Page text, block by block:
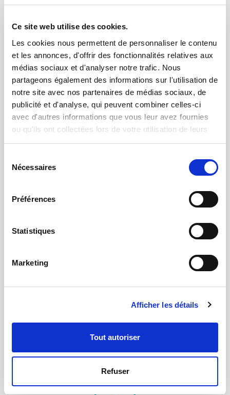
Ce site web utilise des cookies.
Les cookies nous permettent de personnaliser le contenu
et les annonces, d'offrir des fonctionnalités relatives aux
médias sociaux et d'analyser notre trafic. Nous
partageons également des informations sur l'utilisation de
notre site avec nos partenaires de médias sociaux, de
publicité et d'analyse, qui peuvent combiner celles-ci
avec d'autres informations que vous leur avez fournies
ou qu'ils ont collectées lors de votre utilisation de leurs
services.
Nécessaires
Préférences
Statistiques
Marketing
Afficher les détails
Tout autoriser
Refuser
Contrôle dimensionnel
La mesure avec une très haute précision dans
des environnements industriels exigeants
Mesures multi-physiques avec mécanismes